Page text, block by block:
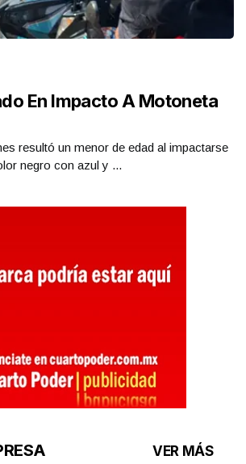
En Impacto A Motoneta
resultó un menor de edad al impactarse
negro con azul y ...
VER MÁS